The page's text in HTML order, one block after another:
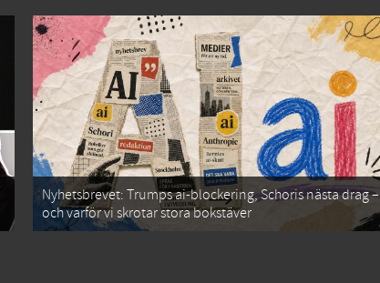
Nyhetsbrevet: Trumps ai-blockering, Schoris nästa drag –
och varför vi skrotar stora bokstäver